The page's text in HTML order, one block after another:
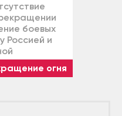
боевых
Россией и
огня